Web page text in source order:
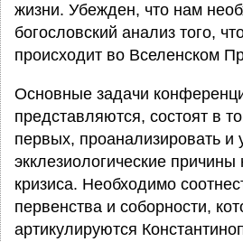
жизни. Убежден, что нам
богословский анализ того,
происходит во Вселенском
Основные задачи
представляются, состоят в
первых, проанализировать и
экклезиологические
кризиса. Необходимо
первенства и соборности,
артикулируются